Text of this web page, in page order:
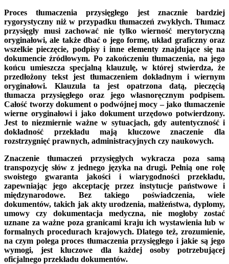
Proces tłumaczenia przysięgłego jest znacznie bardziej
rygorystyczny niż w przypadku tłumaczeń zwykłych. Tłumacz
przysięgły musi zachować nie tylko wierność merytoryczną
oryginałowi, ale także dbać o jego formę, układ graficzny oraz
wszelkie pieczęcie, podpisy i inne elementy znajdujące się na
dokumencie źródłowym. Po zakończeniu tłumaczenia, na jego
końcu umieszcza specjalną klauzulę, w której stwierdza, że
przedłożony tekst jest tłumaczeniem dokładnym i wiernym
oryginałowi. Klauzula ta jest opatrzona datą, pieczęcią
tłumacza przysięgłego oraz jego własnoręcznym podpisem.
Całość tworzy dokument o podwójnej mocy – jako tłumaczenie
wierne oryginałowi i jako dokument urzędowo potwierdzony.
Jest to niezmiernie ważne w sytuacjach, gdy autentyczność i
dokładność przekładu mają kluczowe znaczenie dla
rozstrzygnięć prawnych, administracyjnych czy naukowych.
Znaczenie tłumaczeń przysięgłych wykracza poza samą
transpozycję słów z jednego języka na drugi. Pełnią one rolę
swoistego gwaranta jakości i wiarygodności przekładu,
zapewniając jego akceptację przez instytucje państwowe i
międzynarodowe. Bez takiego poświadczenia, wiele
dokumentów, takich jak akty urodzenia, małżeństwa, dyplomy,
umowy czy dokumentacja medyczna, nie mogłoby zostać
uznane za ważne poza granicami kraju ich wystawienia lub w
formalnych procedurach krajowych. Dlatego też, zrozumienie,
na czym polega proces tłumaczenia przysięgłego i jakie są jego
wymogi, jest kluczowe dla każdej osoby potrzebującej
oficjalnego przekładu dokumentów.